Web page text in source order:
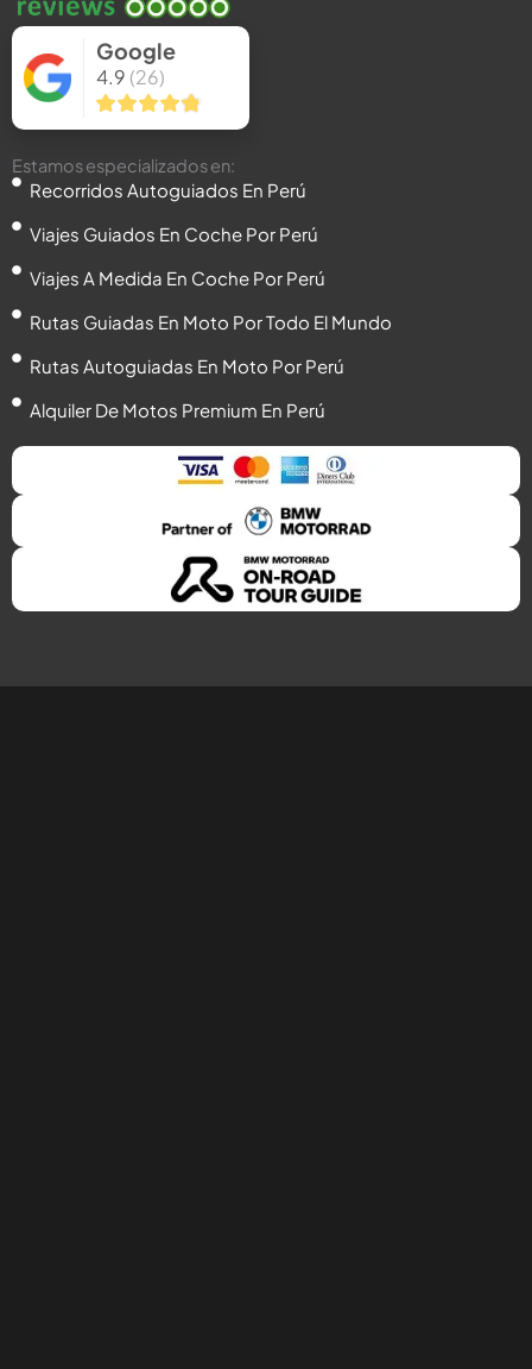
n
Google
4.9 (26)
Estamos especializados en:
Recorridos Autoguiados En Perú
Viajes Guiados En Coche Por Perú
Viajes A Medida En Coche Por Perú
Rutas Guiadas En Moto Por Todo El Mundo
Rutas Autoguiadas En Moto Por Perú
Alquiler De Motos Premium En Perú